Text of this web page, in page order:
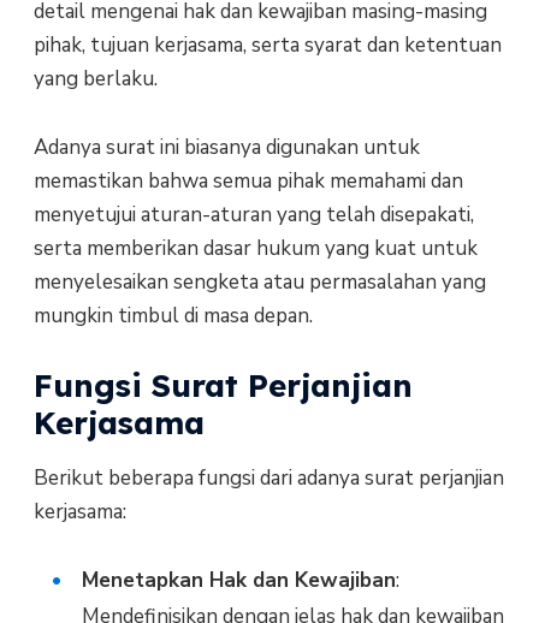
detail mengenai hak dan kewajiban masing-masing
pihak, tujuan kerjasama, serta syarat dan ketentuan
yang berlaku.
Adanya surat ini biasanya digunakan untuk
memastikan bahwa semua pihak memahami dan
menyetujui aturan-aturan yang telah disepakati,
serta memberikan dasar hukum yang kuat untuk
menyelesaikan sengketa atau permasalahan yang
mungkin timbul di masa depan.
Fungsi Surat Perjanjian
Kerjasama
Berikut beberapa fungsi dari adanya surat perjanjian
kerjasama:
Menetapkan Hak dan Kewajiban:
Mendefinisikan dengan jelas hak dan kewajiban